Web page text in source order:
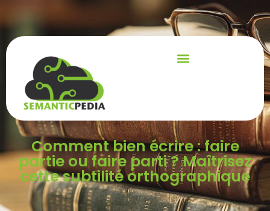
Comment bien écrire : faire
partie ou faire parti ? Maîtrisez
cette subtilité orthographique